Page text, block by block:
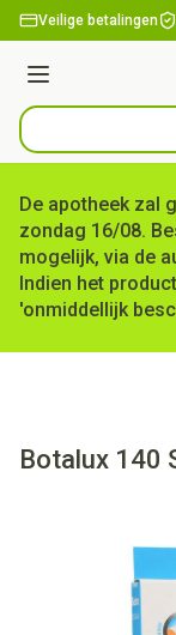
Ga naar de inhoud
Veilige betalingen
Menu
Product, merk,
De apotheek zal
zondag 16/08.
mogelijk, via de
Indien het
'onmiddellijk
Botalux 140